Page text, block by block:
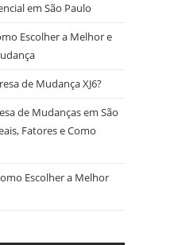
em São Paulo
Escolher a Melhor e
de Mudança XJ6?
de Mudanças em São
Fatores e Como
Escolher a Melhor